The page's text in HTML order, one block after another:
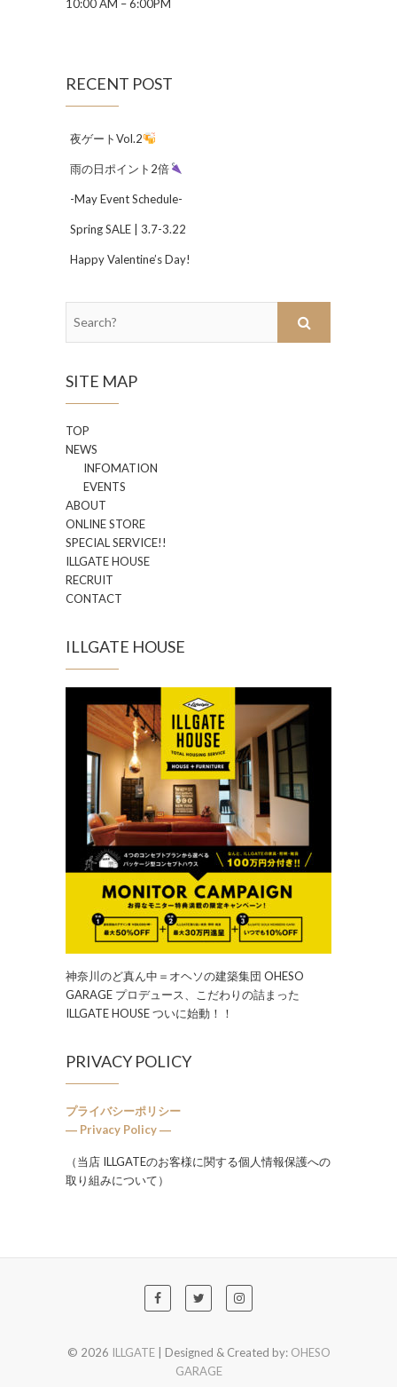
10:00 AM – 6:00PM
RECENT POST
夜ゲートVol.2
雨の日ポイント2倍
-May Event Schedule-
Spring SALE | 3.7-3.22
Happy Valentine’s Day!
SITE MAP
TOP
NEWS
INFOMATION
EVENTS
ABOUT
ONLINE STORE
SPECIAL SERVICE!!
ILLGATE HOUSE
RECRUIT
CONTACT
ILLGATE HOUSE
神奈川のど真ん中＝オヘソの建築集団 OHESO
GARAGE プロデュース、こだわりの詰まった
ILLGATE HOUSE ついに始動！！
PRIVACY POLICY
プライバシーポリシー
― Privacy Policy ―
（当店 ILLGATEのお客様に関する個人情報保護への
取り組みについて）
© 2026 ILLGATE| Designed & Created by: OHESO
GARAGE